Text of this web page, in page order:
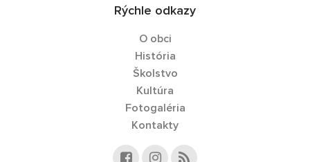
Rýchle odkazy
O obci
História
Školstvo
Kultúra
Fotogaléria
Kontakty